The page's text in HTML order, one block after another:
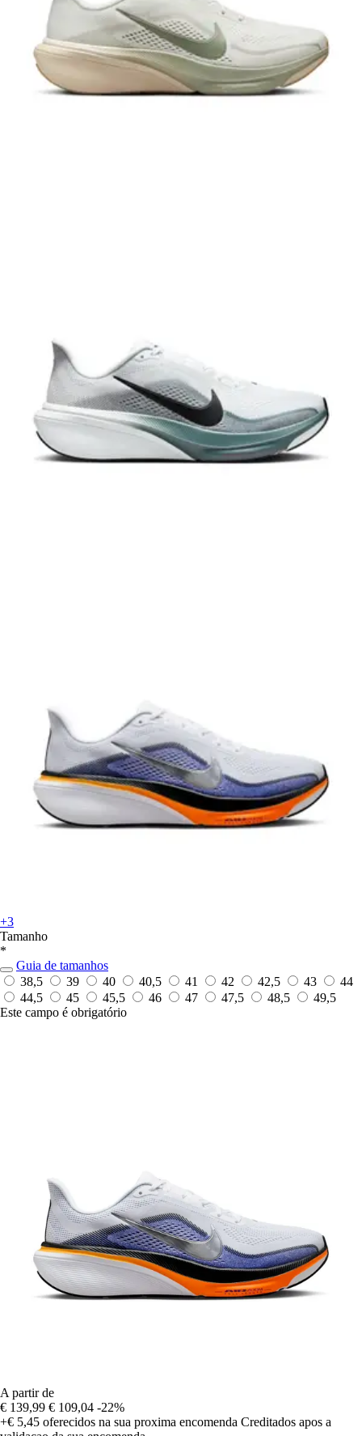
+3
Tamanho
*
Guia de tamanhos
38,5
39 40 40,5 41 42 42,5 43
44
44,5
45 45,5 46 47 47,5 48,5
49,5
Este campo é obrigatório
A partir de
€ 139,99 € 109,04 -22%
+€ 5,45 oferecidos na sua proxima encomenda Creditados apos a